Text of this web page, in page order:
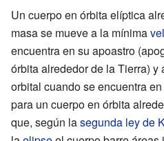
Un cuerpo en órbita elíptica
masa se mueve a la mínima
encuentra en su apoastro
órbita alrededor de la Tierra) y
orbital cuando se encuentra
para un cuerpo en órbita
que, según lasegunda ley de